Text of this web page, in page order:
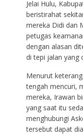
Jelai Hulu,
beristirahat
mereka Didi dan
petugas
dengan alasan
di tepi jalan yang
Menurut
tengah mencuri,
mereka, Irawan
yang saat itu
menghubungi
tersebut dapat